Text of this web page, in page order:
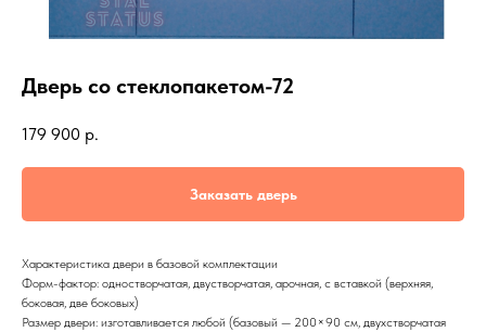
Дверь со стеклопакетом-72
179 900 р.
Заказать дверь
Характеристика двери в базовой комплектации
Форм-фактор: одностворчатая, двустворчатая, арочная, с вставкой (верхняя,
боковая, две боковых)
Размер двери: изготавливается любой (базовый — 200×90 см, двухстворчатая